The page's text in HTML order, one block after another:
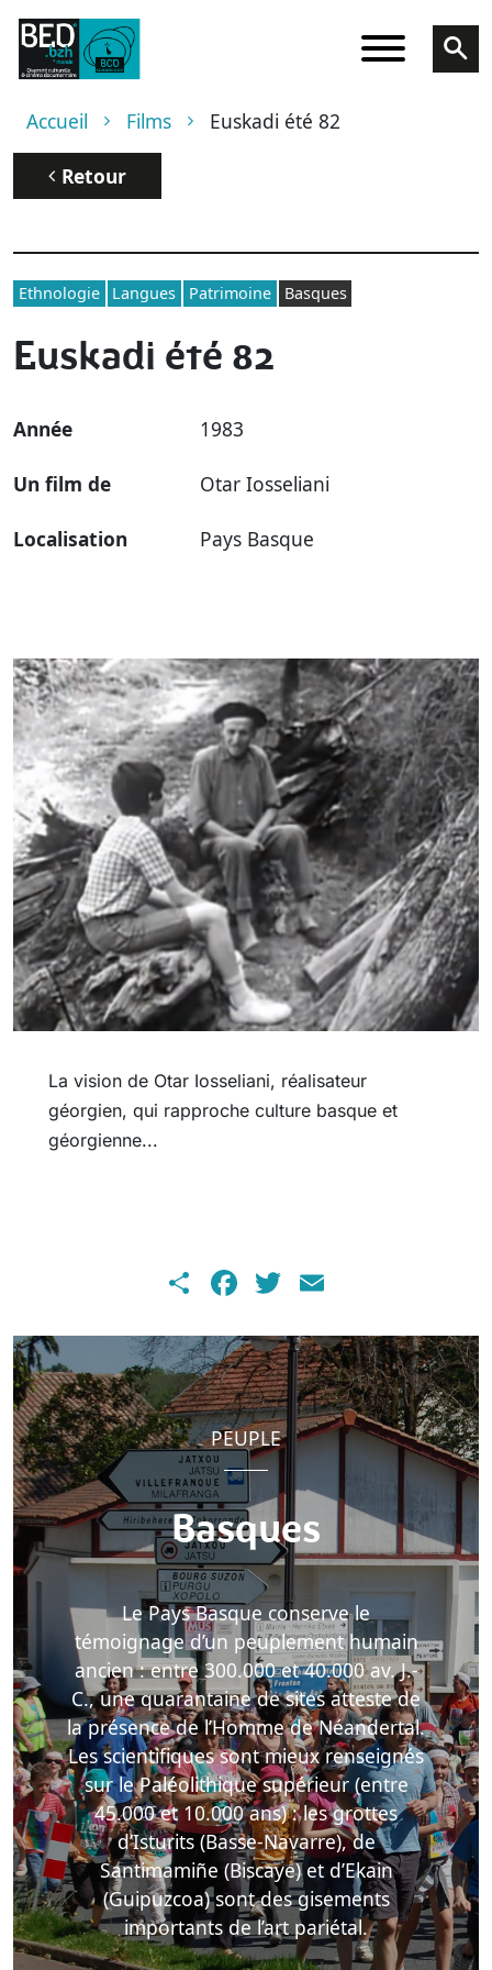
Aller au contenu principal
Fil d'Ariane
Accueil Films Euskadi été 82
Retour
Ethnologie Langues Patrimoine Basques
Euskadi été 82
Année 1983
Un film de Otar Iosseliani
Localisation Pays Basque
La vision de Otar Iosseliani, réalisateur
géorgien, qui rapproche culture basque et
géorgienne...
ShareFacebook
Twitter
PEUPLE
Basques
Le Pays Basque conserve le
témoignage d’un peuplement humain
ancien : entre 300.000 et 40.000 av. J.-
C., une quarantaine de sites atteste de
la présence de l’Homme de Néandertal.
Les scientifiques sont mieux renseignés
sur le Paléolithique supérieur (entre
45.000 et 10.000 ans) : les grottes
d’Isturits (Basse-Navarre), de
Santimamiñe (Biscaye) et d’Ekain
(Guipuzcoa) sont des gisements
importants de l’art pariétal.